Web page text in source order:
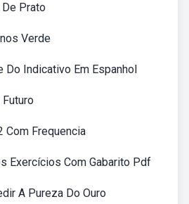
Prato
Verde
Do Indicativo Em Espanhol
Com Frequencia
Exercícios Com Gabarito Pdf
A Pureza Do Ouro